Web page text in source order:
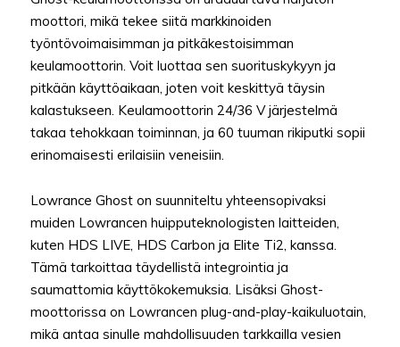
moottori, mikä tekee siitä markkinoiden
työntövoimaisimman ja pitkäkestoisimman
keulamoottorin. Voit luottaa sen suorituskykyyn ja
pitkään käyttöaikaan, joten voit keskittyä täysin
kalastukseen. Keulamoottorin 24/36 V järjestelmä
takaa tehokkaan toiminnan, ja 60 tuuman rikiputki sopii
erinomaisesti erilaisiin veneisiin.
Lowrance Ghost on suunniteltu yhteensopivaksi
muiden Lowrancen huipputeknologisten laitteiden,
kuten HDS LIVE, HDS Carbon ja Elite Ti2, kanssa.
Tämä tarkoittaa täydellistä integrointia ja
saumattomia käyttökokemuksia. Lisäksi Ghost-
moottorissa on Lowrancen plug-and-play-kaikuluotain,
mikä antaa sinulle mahdollisuuden tarkkailla vesien